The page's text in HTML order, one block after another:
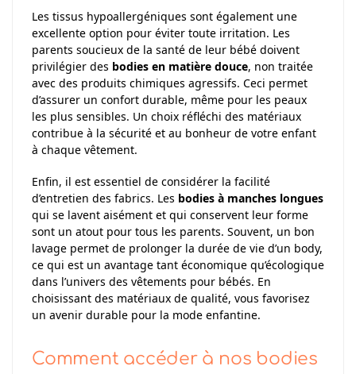
Les tissus hypoallergéniques sont également une
excellente option pour éviter toute irritation. Les
parents soucieux de la santé de leur bébé doivent
privilégier des bodies en matière douce, non traitée
avec des produits chimiques agressifs. Ceci permet
d’assurer un confort durable, même pour les peaux
les plus sensibles. Un choix réfléchi des matériaux
contribue à la sécurité et au bonheur de votre enfant
à chaque vêtement.
Enfin, il est essentiel de considérer la facilité
d’entretien des fabrics. Les bodies à manches longues
qui se lavent aisément et qui conservent leur forme
sont un atout pour tous les parents. Souvent, un bon
lavage permet de prolonger la durée de vie d’un body,
ce qui est un avantage tant économique qu’écologique
dans l’univers des vêtements pour bébés. En
choisissant des matériaux de qualité, vous favorisez
un avenir durable pour la mode enfantine.
Comment accéder à nos bodies